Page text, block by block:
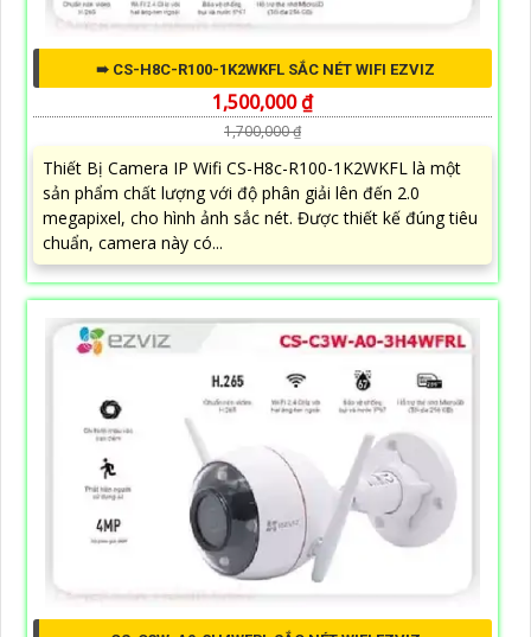
➠ CS-H8C-R100-1K2WKFL SẮC NÉT WIFI EZVIZ
1,500,000 ₫
1,700,000 ₫
Thiết Bị Camera IP Wifi CS-H8c-R100-1K2WKFL là một
sản phẩm chất lượng với độ phân giải lên đến 2.0
megapixel, cho hình ảnh sắc nét. Được thiết kế đúng tiêu
chuẩn, camera này có...